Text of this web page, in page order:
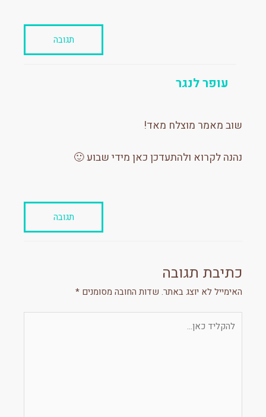
תגובה
עופר לנגר
שוב מאמר מוצלח מאד!
נהנה לקרוא ולהתעדכן כאן מידי שבוע 🙂
תגובה
כתיבת תגובה
האימייל לא יוצג באתר. שדות החובה מסומנים *
כאן...